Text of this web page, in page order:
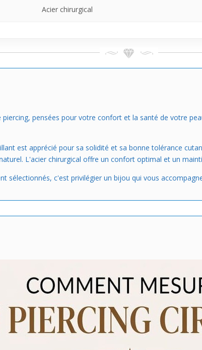
Acier chirurgical
pensées pour votre confort et la santé de votre
est apprécié pour sa solidité et sa bonne tolérance
L'acier chirurgical offre un confort optimal et un
sélectionnés, c'est privilégier un bijou qui vous